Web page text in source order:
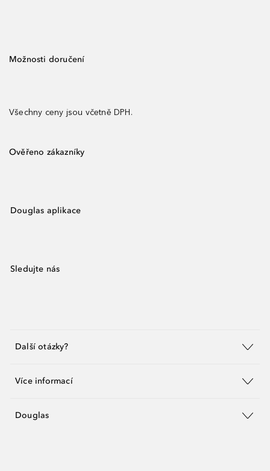
Možnosti doručení
Všechny ceny jsou včetně DPH.
Ověřeno zákazníky
Douglas aplikace
Sledujte nás
Další otázky?
Více informací
Douglas